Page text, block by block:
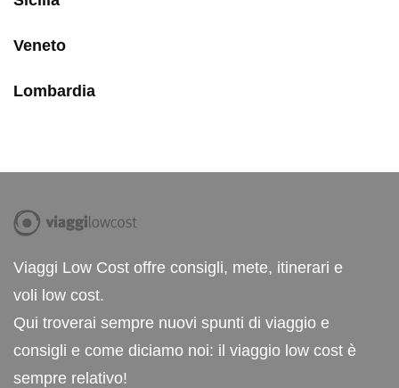
Veneto
Lombardia
Viaggi Low Cost offre consigli, mete, itinerari e
voli low cost.
Qui troverai sempre nuovi spunti di viaggio e
consigli e come diciamo noi: il viaggio low cost è
sempre relativo!